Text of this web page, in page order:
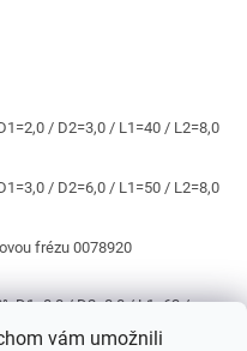
vám umožnili
/ D2=3,0 / L1=40 / L2=8,0
/ D2=6,0 / L1=50 / L2=8,0
frézu 0078920
D1=8,0 / D2=8,0 / L1=63 /